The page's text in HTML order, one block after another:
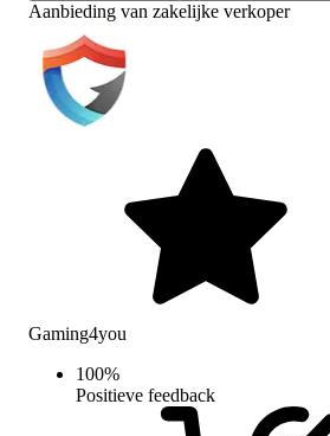
Aanbieding van zakelijke verkoper
Gaming4you
100%
Positieve feedback